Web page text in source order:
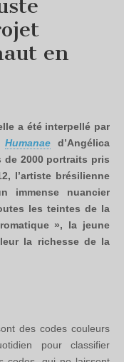
en
a été interpellé par
Humanae
d’Angélica
de 2000 portraits pris
l’artiste brésilienne
immense nuancier
les teintes de la
», la jeune
la richesse de la
des codes couleurs
pour classifier